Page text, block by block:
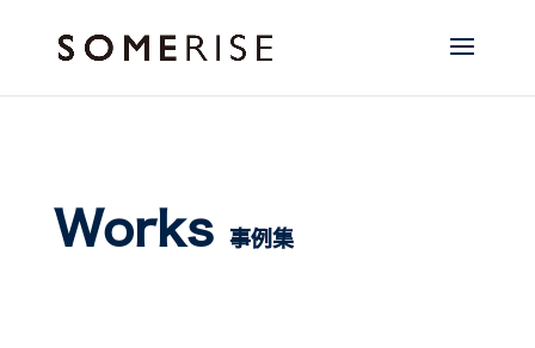
Works 事例集